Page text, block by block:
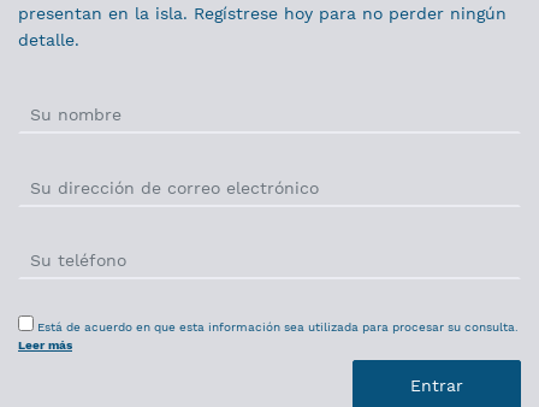
presentan en la isla. Regístrese hoy para no perder ningún
detalle.
Está de acuerdo en que esta información sea utilizada para procesar su consulta.
Leer más